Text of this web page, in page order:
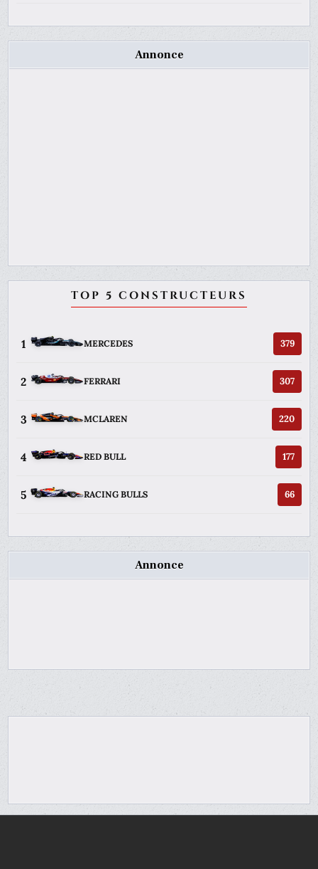
Annonce
TOP 5 CONSTRUCTEURS
1 MERCEDES 379
2 FERRARI 307
3 MCLAREN 220
4 RED BULL 177
5 RACING BULLS 66
Annonce